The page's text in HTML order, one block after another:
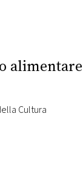
alimentare
Cultura